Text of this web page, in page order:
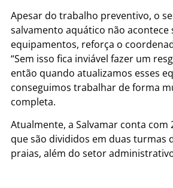
Apesar do trabalho preventivo, o
salvamento aquático não acontece
equipamentos, reforça o
“Sem isso fica inviável fazer um
então quando atualizamos esses
conseguimos trabalhar de forma
completa.
Atualmente, a Salvamar conta com
que são divididos em duas turmas
praias, além do setor